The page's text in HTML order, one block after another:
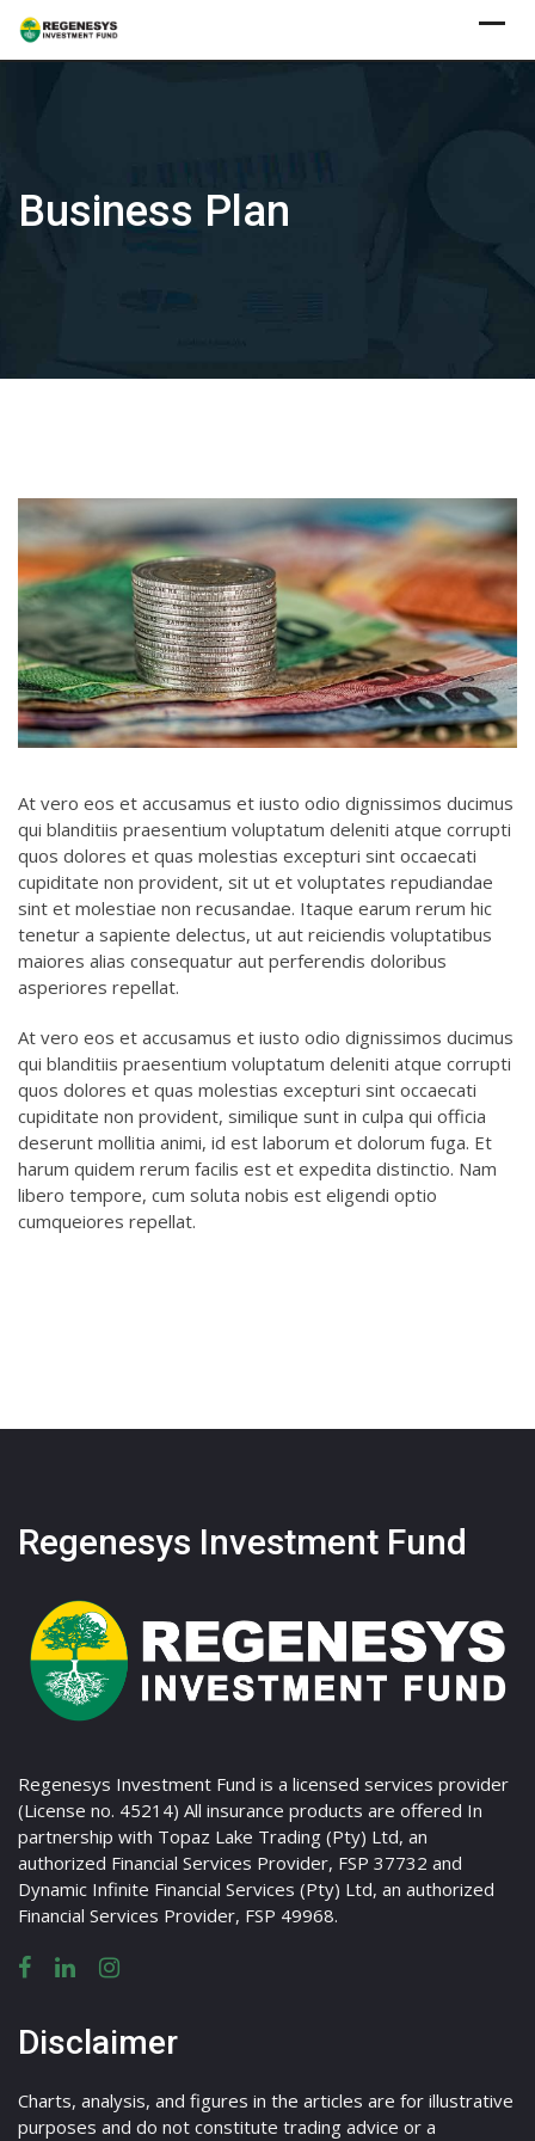
Skip
Business Plan
At vero eos et accusamus et iusto odio dignissimos ducimus
qui blanditiis praesentium voluptatum deleniti atque corrupti
quos dolores et quas molestias excepturi sint occaecati
cupiditate non provident, sit ut et voluptates repudiandae
sint et molestiae non recusandae. Itaque earum rerum hic
tenetur a sapiente delectus, ut aut reiciendis voluptatibus
maiores alias consequatur aut perferendis doloribus
asperiores repellat.
At vero eos et accusamus et iusto odio dignissimos ducimus
qui blanditiis praesentium voluptatum deleniti atque corrupti
quos dolores et quas molestias excepturi sint occaecati
cupiditate non provident, similique sunt in culpa qui officia
deserunt mollitia animi, id est laborum et dolorum fuga. Et
harum quidem rerum facilis est et expedita distinctio. Nam
libero tempore, cum soluta nobis est eligendi optio
cumqueiores repellat.
Regenesys Investment Fund
Regenesys Investment Fund is a licensed services provider
(License no. 45214) All insurance products are offered In
partnership with Topaz Lake Trading (Pty) Ltd, an
authorized Financial Services Provider, FSP 37732 and
Dynamic Infinite Financial Services (Pty) Ltd, an authorized
Financial Services Provider, FSP 49968.
Disclaimer
Charts, analysis, and figures in the articles are for illustrative
purposes and do not constitute trading advice or a